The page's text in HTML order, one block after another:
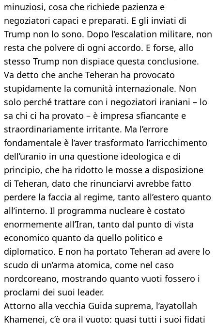
minuziosi, cosa che richiede pazienza e
negoziatori capaci e preparati. E gli inviati di
Trump non lo sono. Dopo l’escalation militare, non
resta che polvere di ogni accordo. E forse, allo
stesso Trump non dispiace questa conclusione.
Va detto che anche Teheran ha provocato
stupidamente la comunità internazionale. Non
solo perché trattare con i negoziatori iraniani – lo
sa chi ci ha provato – è impresa sfiancante e
straordinariamente irritante. Ma l’errore
fondamentale è l’aver trasformato l’arricchimento
dell’uranio in una questione ideologica e di
principio, che ha ridotto le mosse a disposizione
di Teheran, dato che rinunciarvi avrebbe fatto
perdere la faccia al regime, tanto all’estero quanto
all’interno. Il programma nucleare è costato
enormemente all’Iran, tanto dal punto di vista
economico quanto da quello politico e
diplomatico. E non ha portato Teheran ad avere lo
scudo di un’arma atomica, come nel caso
nordcoreano, mostrando quanto vuoti fossero i
proclami dei suoi leader.
Attorno alla vecchia Guida suprema, l’ayatollah
Khamenei, c’è ora il vuoto: quasi tutti i suoi fidati